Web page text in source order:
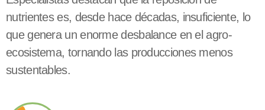
nutrientes es, desde hace décadas, insuficiente, lo
que genera un enorme desbalance en el agro-
ecosistema, tornando las producciones menos
sustentables.